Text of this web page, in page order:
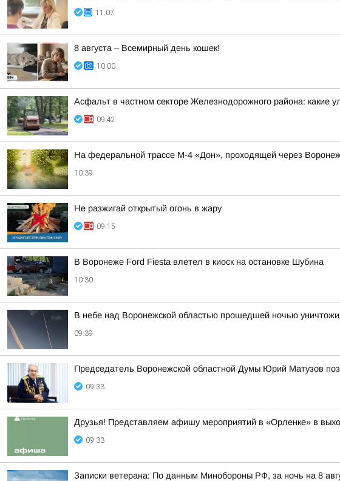
11:07
8 августа – Всемирный день кошек!
10:00
Асфальт в частном секторе Железнодорожного района: какие
09:42
На федеральной трассе М-4 «Дон», проходящей через
10:39
Не разжигай открытый огонь в жару
09:15
В Воронеже Ford Fiesta влетел в киоск на остановке Шубина
10:30
В небе над Воронежской областью прошедшей ночью
09:39
Председатель Воронежской областной Думы Юрий Матузов
09:33
Друзья! Представляем афишу мероприятий в «Орленке» в
09:33
Записки ветерана: По данным Минобороны РФ, за ночь на 8